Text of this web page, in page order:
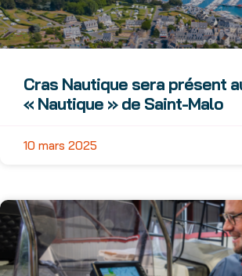
Cras Nautique sera présent
« Nautique » de Saint-Malo
10 mars 2025